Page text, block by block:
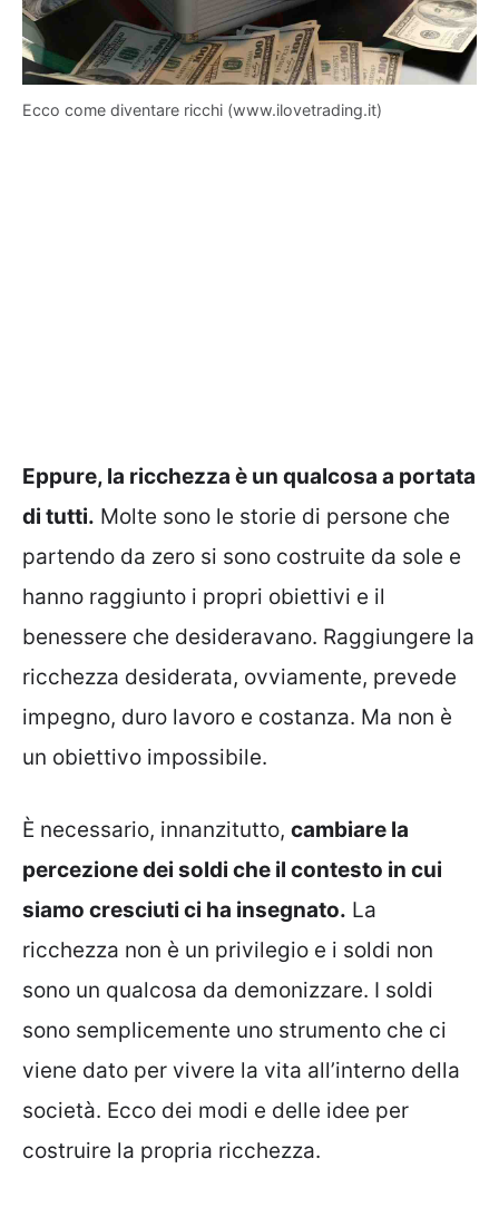
Ecco come diventare ricchi (www.ilovetrading.it)
Eppure, la ricchezza è un qualcosa a portata
di tutti. Molte sono le storie di persone che
partendo da zero si sono costruite da sole e
hanno raggiunto i propri obiettivi e il
benessere che desideravano. Raggiungere la
ricchezza desiderata, ovviamente, prevede
impegno, duro lavoro e costanza. Ma non è
un obiettivo impossibile.
È necessario, innanzitutto, cambiare la
percezione dei soldi che il contesto in cui
siamo cresciuti ci ha insegnato. La
ricchezza non è un privilegio e i soldi non
sono un qualcosa da demonizzare. I soldi
sono semplicemente uno strumento che ci
viene dato per vivere la vita all’interno della
società. Ecco dei modi e delle idee per
costruire la propria ricchezza.